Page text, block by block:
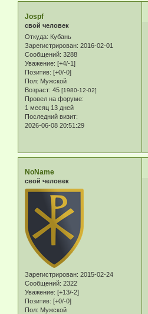
Jospf
свой человек
Откуда: Кубань
Зарегистрирован: 2016-02-01
Сообщений: 3288
Уважение: [+4/-1]
Позитив: [+0/-0]
Пол: Мужской
Возраст: 45 [1980-12-02]
Провел на форуме:
1 месяц 13 дней
Последний визит:
2026-06-08 20:51:29
NoName
свой человек
Зарегистрирован: 2015-02-24
Сообщений: 2322
Уважение: [+13/-2]
Позитив: [+0/-0]
Пол: Мужской